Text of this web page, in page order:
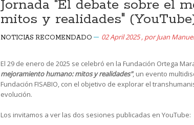
Jornada "El debate sobre el
mitos y realidades"
NOTICIAS RECOMENDADO 02 April 2025 , porJuan
El 29 de enero de 2025 se celebró en la Fundación Ortega
mejoramiento humano: mitos y realidades", un evento
Fundación FISABIO, con el objetivo de explorar el
evolución.
Los invitamos a ver las dos sesiones publicadas en YouTube: